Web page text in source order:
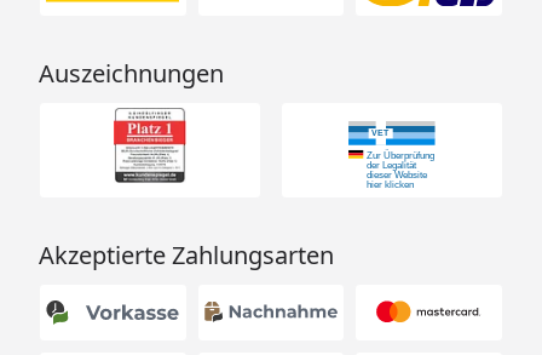
Auszeichnungen
Akzeptierte Zahlungsarten